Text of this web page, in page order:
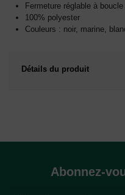
Fermeture réglable à boucle
100% polyester
Couleurs : noir, marine,
Détails du produit
Abonnez-